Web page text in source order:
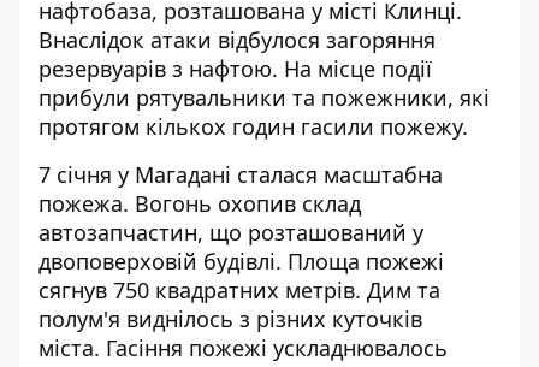
нафтобаза, розташована у місті Клинці.
Внаслідок атаки відбулося загоряння
резервуарів з нафтою. На місце події
прибули рятувальники та пожежники, які
протягом кількох годин гасили пожежу.
7 січня у Магадані сталася масштабна
пожежа. Вогонь охопив склад
автозапчастин, що розташований у
двоповерховій будівлі. Площа пожежі
сягнув 750 квадратних метрів. Дим та
полум'я виднілось з різних куточків
міста. Гасіння пожежі ускладнювалось